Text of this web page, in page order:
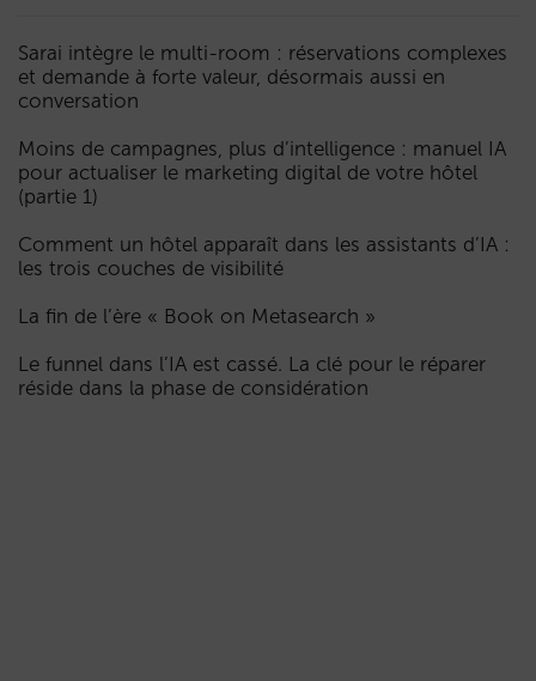
Sarai intègre le multi-room : réservations complexes
et demande à forte valeur, désormais aussi en
conversation
Moins de campagnes, plus d’intelligence : manuel IA
pour actualiser le marketing digital de votre hôtel
(partie 1)
Comment un hôtel apparaît dans les assistants d’IA :
les trois couches de visibilité
La fin de l’ère « Book on Metasearch »
Le funnel dans l’IA est cassé. La clé pour le réparer
réside dans la phase de considération